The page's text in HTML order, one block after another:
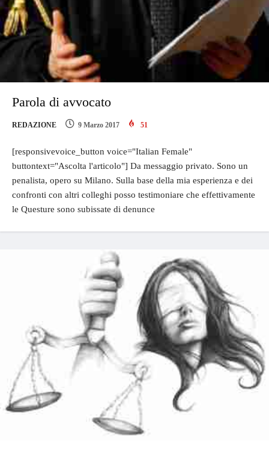
Parola di avvocato
REDAZIONE 9 Marzo 2017 51
[responsivevoice_button voice="Italian Female"
buttontext="Ascolta l'articolo"] Da messaggio privato. Sono un
penalista, opero su Milano. Sulla base della mia esperienza e dei
confronti con altri colleghi posso testimoniare che effettivamente
le Questure sono subissate di denunce